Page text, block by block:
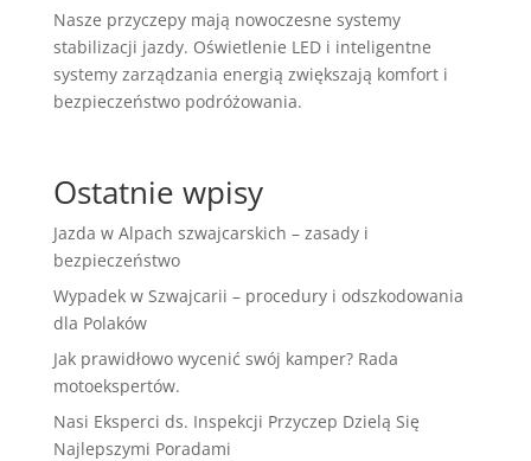
Nasze przyczepy mają nowoczesne systemy
stabilizacji jazdy. Oświetlenie LED i inteligentne
systemy zarządzania energią zwiększają komfort i
bezpieczeństwo podróżowania.
Ostatnie wpisy
Jazda w Alpach szwajcarskich – zasady i
bezpieczeństwo
Wypadek w Szwajcarii – procedury i odszkodowania
dla Polaków
Jak prawidłowo wycenić swój kamper? Rada
motoekspertów.
Nasi Eksperci ds. Inspekcji Przyczep Dzielą Się
Najlepszymi Poradami